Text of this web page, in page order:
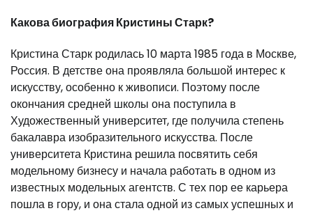
Какова биография Кристины Старк?
Кристина Старк родилась 10 марта 1985 года в Москве,
Россия. В детстве она проявляла большой интерес к
искусству, особенно к живописи. Поэтому после
окончания средней школы она поступила в
Художественный университет, где получила степень
бакалавра изобразительного искусства. После
университета Кристина решила посвятить себя
модельному бизнесу и начала работать в одном из
известных модельных агентств. С тех пор ее карьера
пошла в гору, и она стала одной из самых успешных и